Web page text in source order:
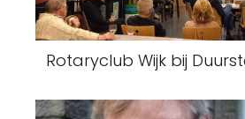
Rotaryclub Wijk bij